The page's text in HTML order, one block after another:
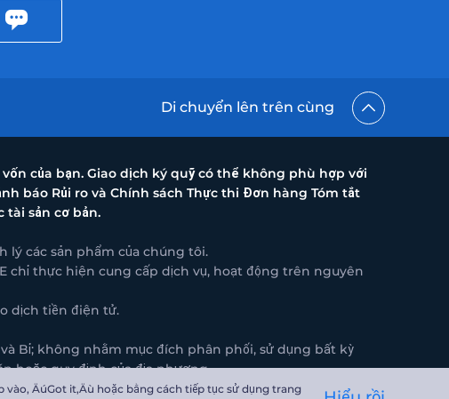
ÄúGot it‚Äù hoặc bằng cách tiếp tục sử dụng trang
Di chuyển lên trên cùng
của bạn. Giao dịch ký quỹ có thể không phù hợp với
báo Rủi ro và Chính sách Thực thi Đơn hàng Tóm tắt
tài sản cơ bản.
lý các sản phẩm của chúng tôi.
chỉ thực hiện cung cấp dịch vụ, hoạt động trên nguyên
dịch tiền điện tử.
Bỉ; không nhằm mục đích phân phối, sử dụng bất kỳ
hoặc quy định của địa phương.
Road Town, Tortola British Virgin Islands VG1110.